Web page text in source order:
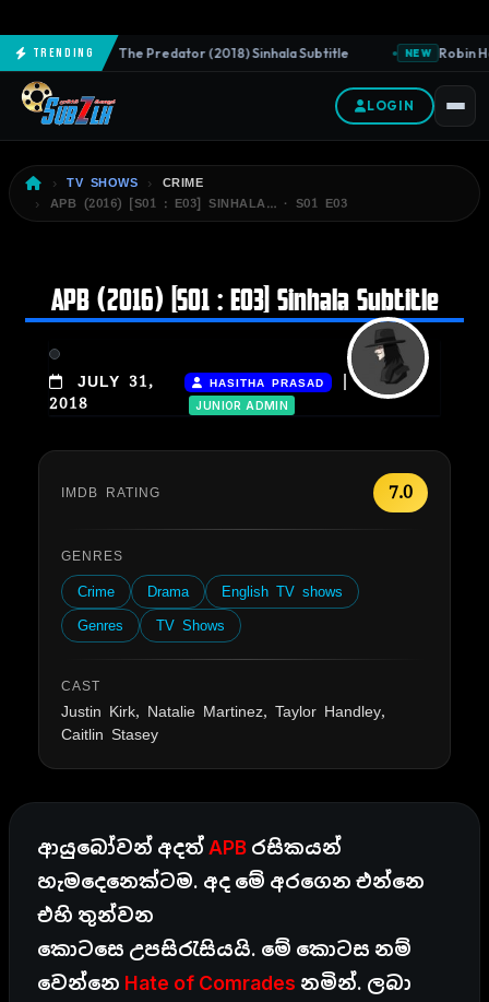
Trending
NEW The Predator (2018) Sinhala Subtitle NEW Robin
LOGIN
TV SHOWS
CRIME
APB (2016) [S01 : E03] SINHALA… · S01 E03
APB (2016) [S01 : E03] Sinhala Subtitle
JULY 31,
2018
HASITHA PRASAD |
JUNIOR ADMIN
IMDB RATING 7.0
GENRES
Crime Drama
English TV shows
Genres
TV Shows
CAST
Justin Kirk, Natalie Martinez, Taylor Handley,
Caitlin Stasey
ආයුබෝවන් අදත් APB රසිකයන්
හැමදෙනෙක්ටම. අද මේ අරගෙන එන්නෙ
එහි තුන්වන
කොටසෙ උපසිරැසියයි. මේ කොටස නම්
වෙන්නෙ Hate of Comrades නමින්. ලබා